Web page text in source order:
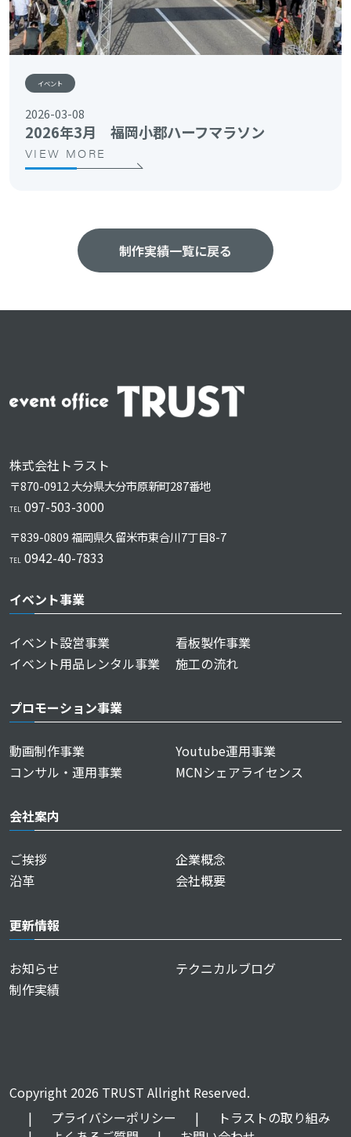
イベント
2026-03-08
2026年3月 福岡小郡ハーフマラソン
VIEW MORE
制作実績一覧に戻る
株式会社トラスト
〒870-0912 大分県大分市原新町287番地
TEL 097-503-3000
〒839-0809 福岡県久留⽶市東合川7丁⽬8-7
TEL 0942-40-7833
イベント事業
イベント設営事業
看板製作事業
イベント用品レンタル事業
施工の流れ
プロモーション事業
動画制作事業
Youtube運用事業
コンサル・運用事業
MCNシェアライセンス
会社案内
ご挨拶
企業概念
沿革
会社概要
更新情報
お知らせ
テクニカルブログ
制作実績
Copyright 2026 TRUST Allright Reserved.
|
プライバシーポリシー |
トラストの取り組み